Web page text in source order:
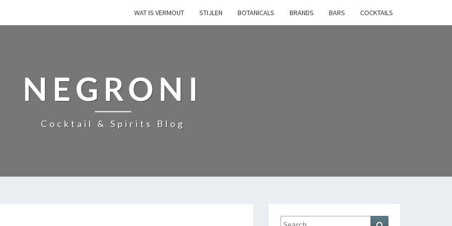
WAT IS VERMOUT STIJLEN BOTANICALS BRANDS BARS COCKTAILS
NEGRONI
Cocktail & Spirits Blog
Search